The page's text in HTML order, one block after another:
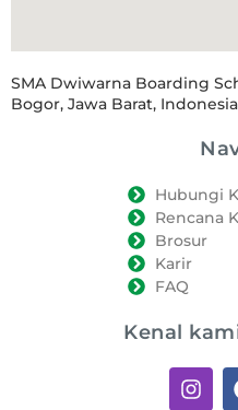
SMA Dwiwarna Boarding
Bogor, Jawa Barat, Indonesia
Hubungi
Rencana
Brosur
Karir
FAQ
Kenal